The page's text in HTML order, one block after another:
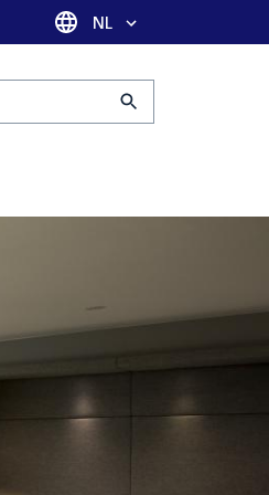
Taal selectie
NL